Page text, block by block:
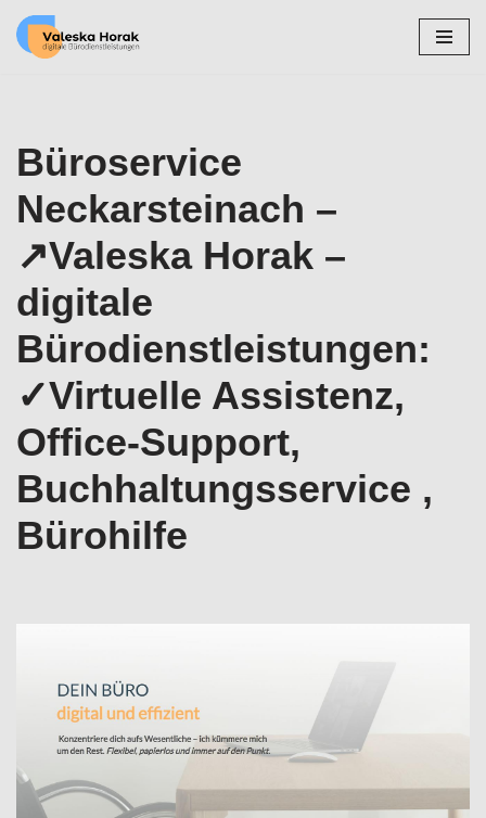
Zum
Büroservice
Neckarsteinach –
↗️Valeska Horak –
digitale
Bürodienstleistungen:
✓Virtuelle Assistenz,
Office-Support,
Buchhaltungsservice ,
Bürohilfe
oder ✓Buchhaltungsservice , Virtuelle Assistenz,
Office-Support, Bürohilfe. ➡️ Valeska Horak –
digitale Bürodienstleistungen, Ihr externe Bürokraft:
✓Buchhaltungsservice , ✓Büroservice, ✓Virtuelle